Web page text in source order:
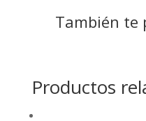
También te
Productos